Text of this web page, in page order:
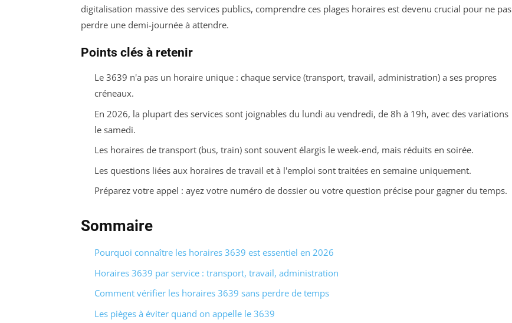
digitalisation massive des services publics, comprendre ces plages horaires est devenu crucial pour ne pas
perdre une demi-journée à attendre.
Points clés à retenir
Le 3639 n'a pas un horaire unique : chaque service (transport, travail, administration) a ses propres
créneaux.
En 2026, la plupart des services sont joignables du lundi au vendredi, de 8h à 19h, avec des variations
le samedi.
Les horaires de transport (bus, train) sont souvent élargis le week-end, mais réduits en soirée.
Les questions liées aux horaires de travail et à l'emploi sont traitées en semaine uniquement.
Préparez votre appel : ayez votre numéro de dossier ou votre question précise pour gagner du temps.
Sommaire
Pourquoi connaître les horaires 3639 est essentiel en 2026
Horaires 3639 par service : transport, travail, administration
Comment vérifier les horaires 3639 sans perdre de temps
Les pièges à éviter quand on appelle le 3639